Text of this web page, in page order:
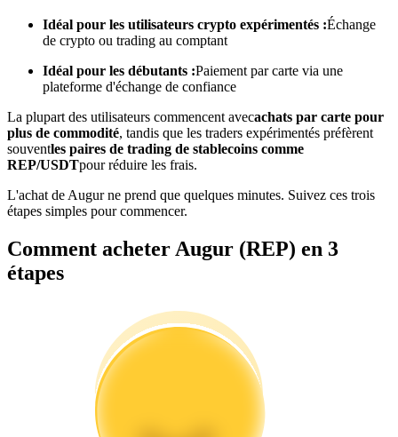
Devenez un trader de copie
Profitez du partage des bénéfices et des commissions de copy
trading
Analyse de mégadonnées, y compris des informations
commerciales, etc.
Idéal pour les utilisateurs crypto expérimentés :Échange
de crypto ou trading au comptant
Idéal pour les débutants :Paiement par carte via une
plateforme d'échange de confiance
La plupart des utilisateurs commencent avecachats par carte pour
plus de commodité, tandis que les traders expérimentés préfèrent
souventles paires de trading de stablecoins comme
REP/USDTpour réduire les frais.
L'achat de Augur ne prend que quelques minutes. Suivez ces trois
étapes simples pour commencer.
Comment acheter Augur (REP) en 3
étapes